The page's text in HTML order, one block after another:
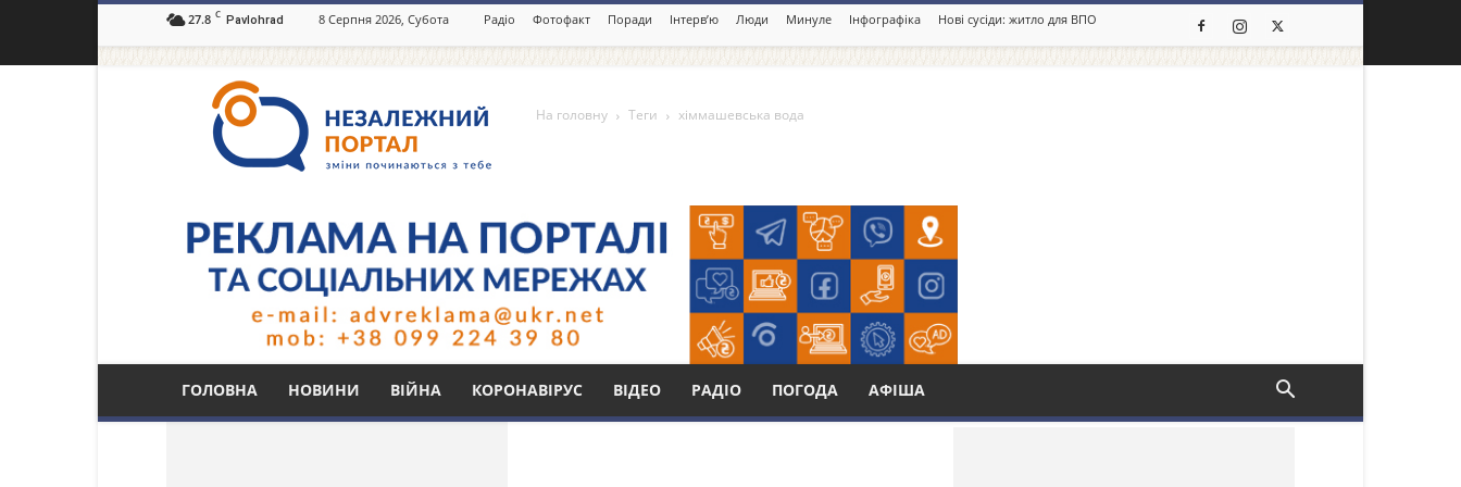
27.8 C Pavlohrad 8 Серпня 2026, Субота Радіо Фотофакт Поради Інтерв’ю Люди Минуле Інфографіка Нові сусіди: житло для ВПО
портал
Павлоград.dp.ua
ГОЛОВНА НОВИНИ ВІЙНА КОРОНАВІРУС ВІДЕО РАДІО ПОГОДА АФІША
На головну Теги хіммашевська вода
Тег: хіммашевська вода